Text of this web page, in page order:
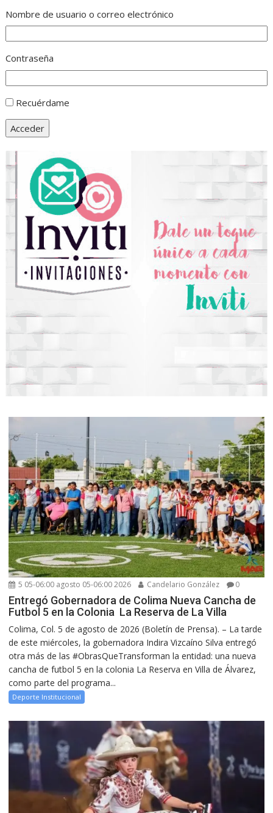
Nombre de usuario o correo electrónico
Contraseña
Recuérdame
Acceder
5 05-06:00 agosto 05-06:00 2026 Candelario González 0
Entregó Gobernadora de Colima Nueva Cancha de
Futbol 5 en la Colonia La Reserva de La Villa
Colima, Col. 5 de agosto de 2026 (Boletín de Prensa). – La tarde
de este miércoles, la gobernadora Indira Vizcaíno Silva entregó
otra más de las #ObrasQueTransforman la entidad: una nueva
cancha de futbol 5 en la colonia La Reserva en Villa de Álvarez,
como parte del programa...
Deporte Institucional